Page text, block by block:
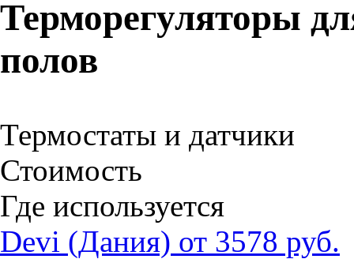
Терморегуляторы
полов
Термостаты и датчики
Стоимость
Где используется
Devi (Дания) от 3578 руб.